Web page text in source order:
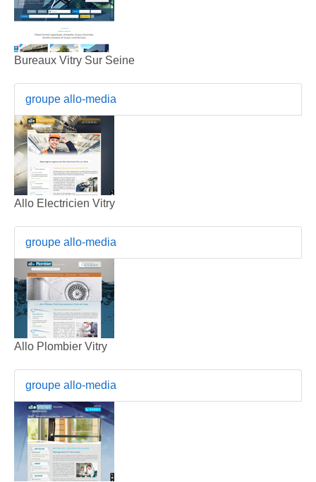
Bureaux Vitry Sur Seine
groupe allo-media
Allo Electricien Vitry
groupe allo-media
Allo Plombier Vitry
groupe allo-media